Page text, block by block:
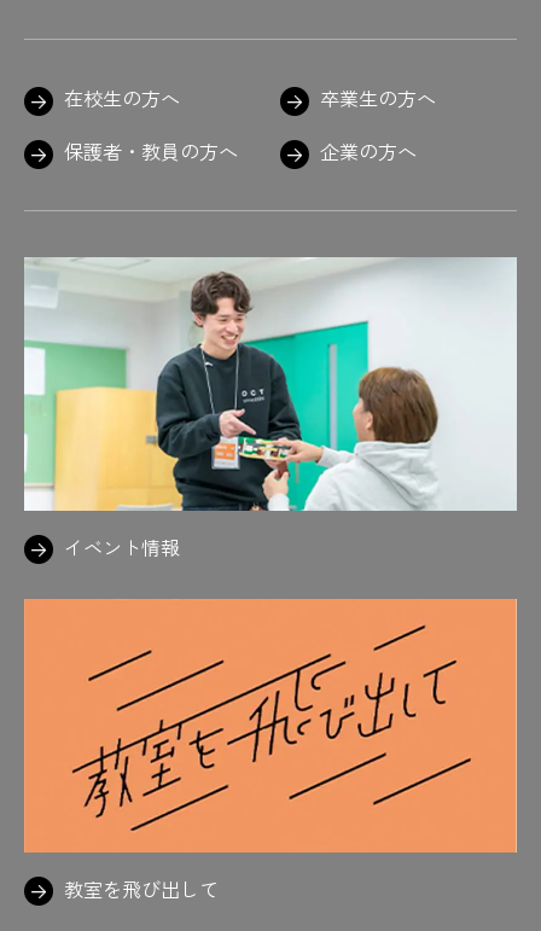
在校生の方へ
卒業生の方へ
保護者・教員の方へ
企業の方へ
イベント情報
教室を飛び出して